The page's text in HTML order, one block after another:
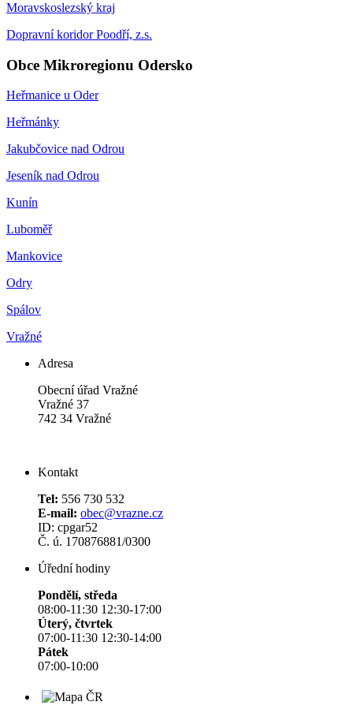
Moravskoslezský kraj
Dopravní koridor Poodří, z.s.
Obce Mikroregionu Odersko
Heřmanice u Oder
Heřmánky
Jakubčovice nad Odrou
Jeseník nad Odrou
Kunín
Luboměř
Mankovice
Odry
Spálov
Vražné
Adresa
Obecní úřad Vražné
Vražné 37
742 34 Vražné
Kontakt
Tel: 556 730 532
E-mail: obec@vrazne.cz
ID: cpgar52
Č. ú. 170876881/0300
Úřední hodiny
Pondělí, středa
08:00-11:30 12:30-17:00
Úterý, čtvrtek
07:00-11:30 12:30-14:00
Pátek
07:00-10:00